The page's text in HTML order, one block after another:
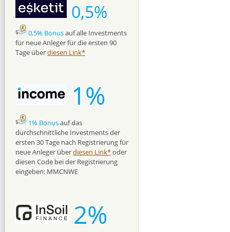
0,5%
0,5% Bonusauf alle Investments
für neue Anleger für die ersten 90
Tage überdiesen Link*
1%
1% Bonusauf das
durchschnittliche Investments der
ersten 30 Tage nach Registrierung für
neue Anleger überdiesen Link*oder
diesen Code bei der Registrierung
eingeben: MMCNWE
2%